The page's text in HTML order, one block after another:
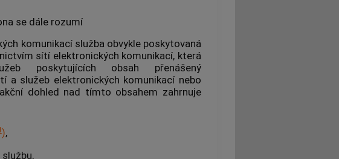
se dále rozumí
komunikacíslužba obvykle poskytovaná
sítí elektronických komunikací, která
poskytujících obsah přenášený
a služeb elektronických komunikací nebo
dohled nad tímto obsahem zahrnuje
),
,